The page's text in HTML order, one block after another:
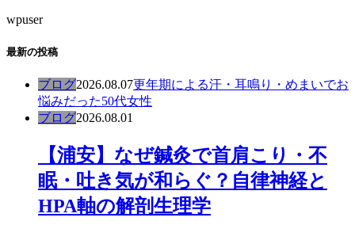
wpuser
最新の投稿
ブログ2026.08.07更年期による汗・耳鳴り・めまいでお
悩みだった50代女性
ブログ2026.08.01
【浦安】なぜ鍼灸で首肩こり・不
眠・吐き気が和らぐ？自律神経と
HPA軸の解剖生理学